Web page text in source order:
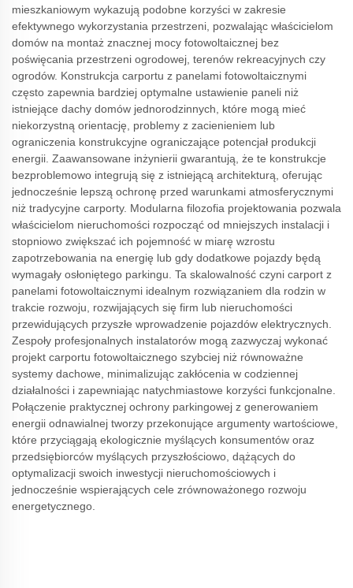
mieszkaniowym wykazują podobne korzyści w zakresie
efektywnego wykorzystania przestrzeni, pozwalając właścicielom
domów na montaż znacznej mocy fotowoltaicznej bez
poświęcania przestrzeni ogrodowej, terenów rekreacyjnych czy
ogrodów. Konstrukcja carportu z panelami fotowoltaicznymi
często zapewnia bardziej optymalne ustawienie paneli niż
istniejące dachy domów jednorodzinnych, które mogą mieć
niekorzystną orientację, problemy z zacienieniem lub
ograniczenia konstrukcyjne ograniczające potencjał produkcji
energii. Zaawansowane inżynierii gwarantują, że te konstrukcje
bezproblemowo integrują się z istniejącą architekturą, oferując
jednocześnie lepszą ochronę przed warunkami atmosferycznymi
niż tradycyjne carporty. Modularna filozofia projektowania pozwala
właścicielom nieruchomości rozpocząć od mniejszych instalacji i
stopniowo zwiększać ich pojemność w miarę wzrostu
zapotrzebowania na energię lub gdy dodatkowe pojazdy będą
wymagały osłoniętego parkingu. Ta skalowalność czyni carport z
panelami fotowoltaicznymi idealnym rozwiązaniem dla rodzin w
trakcie rozwoju, rozwijających się firm lub nieruchomości
przewidujących przyszłe wprowadzenie pojazdów elektrycznych.
Zespoły profesjonalnych instalatorów mogą zazwyczaj wykonać
projekt carportu fotowoltaicznego szybciej niż równoważne
systemy dachowe, minimalizując zakłócenia w codziennej
działalności i zapewniając natychmiastowe korzyści funkcjonalne.
Połączenie praktycznej ochrony parkingowej z generowaniem
energii odnawialnej tworzy przekonujące argumenty wartościowe,
które przyciągają ekologicznie myślących konsumentów oraz
przedsiębiorców myślących przyszłościowo, dążących do
optymalizacji swoich inwestycji nieruchomościowych i
jednocześnie wspierających cele zrównoważonego rozwoju
energetycznego.